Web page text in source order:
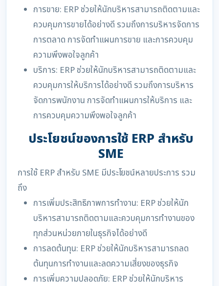
การขาย: ERP ช่วยให้นักบริหารสามารถติดตามและ
ควบคุมการขายได้อย่างดี รวมถึงการบริหารจัดการ
การตลาด การจัดทำแผนการขาย และการควบคุม
ความพึงพอใจลูกค้า
บริการ: ERP ช่วยให้นักบริหารสามารถติดตามและ
ควบคุมการให้บริการได้อย่างดี รวมถึงการบริหาร
จัดการพนักงาน การจัดทำแผนการให้บริการ และ
การควบคุมความพึงพอใจลูกค้า
ประโยชน์ของการใช้ ERP สำหรับ
SME
การใช้ ERP สำหรับ SME มีประโยชน์หลายประการ รวม
ถึง
การเพิ่มประสิทธิภาพการทำงาน: ERP ช่วยให้นัก
บริหารสามารถติดตามและควบคุมการทำงานของ
ทุกส่วนหน่วยภายในธุรกิจได้อย่างดี
การลดต้นทุน: ERP ช่วยให้นักบริหารสามารถลด
ต้นทุนการทำงานและลดความเสี่ยงของธุรกิจ
การเพิ่มความปลอดภัย: ERP ช่วยให้นักบริหาร